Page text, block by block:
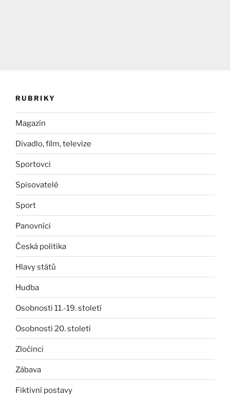
RUBRIKY
Magazín
Divadlo, film, televize
Sportovci
Spisovatelé
Sport
Panovníci
Česká politika
Hlavy států
Hudba
Osobnosti 11.-19. století
Osobnosti 20. století
Zločinci
Zábava
Fiktivní postavy